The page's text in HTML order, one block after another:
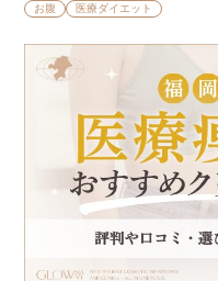
お腹 医療ダイエット